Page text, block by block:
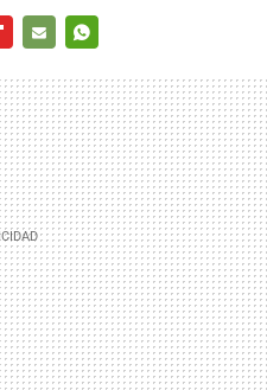
MAIL